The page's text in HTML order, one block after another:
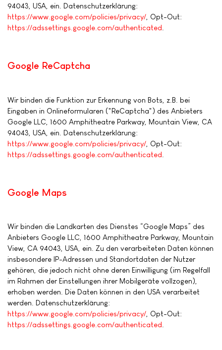
94043, USA, ein. Datenschutzerklärung:
https://www.google.com/policies/privacy/ , Opt-Out:
https://adssettings.google.com/authenticated
Google ReCaptcha
Wir binden die Funktion zur Erkennung von Bots, z.B. bei
Eingaben in Onlineformularen ("ReCaptcha") des Anbieters
Google LLC, 1600 Amphitheatre Parkway, Mountain View, CA
94043, USA, ein. Datenschutzerklärung:
https://www.google.com/policies/privacy/ , Opt-Out:
https://adssettings.google.com/authenticated
Google Maps
Wir binden die Landkarten des Dienstes “Google Maps” des
Anbieters Google LLC, 1600 Amphitheatre Parkway, Mountain
View, CA 94043, USA, ein. Zu den verarbeiteten Daten können
insbesondere IP-Adressen und Standortdaten der Nutzer
gehören, die jedoch nicht ohne deren Einwilligung (im Regelfall
im Rahmen der Einstellungen ihrer Mobilgeräte vollzogen),
erhoben werden. Die Daten können in den USA verarbeitet
werden. Datenschutzerklärung:
https://www.google.com/policies/privacy/ , Opt-Out:
https://adssettings.google.com/authenticated